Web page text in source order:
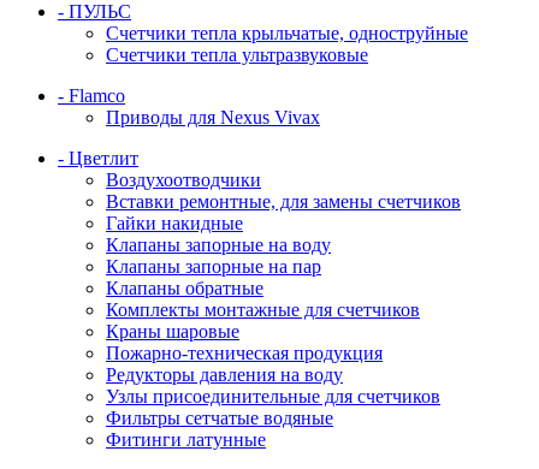
- ПУЛЬС
Счетчики тепла крыльчатые, одноструйные
Счетчики тепла ультразвуковые
- Flamco
Приводы для Nexus Vivax
- Цветлит
Воздухоотводчики
Вставки ремонтные, для замены счетчиков
Гайки накидные
Клапаны запорные на воду
Клапаны запорные на пар
Клапаны обратные
Комплекты монтажные для счетчиков
Краны шаровые
Пожарно-техническая продукция
Редукторы давления на воду
Узлы присоединительные для счетчиков
Фильтры сетчатые водяные
Фитинги латунные